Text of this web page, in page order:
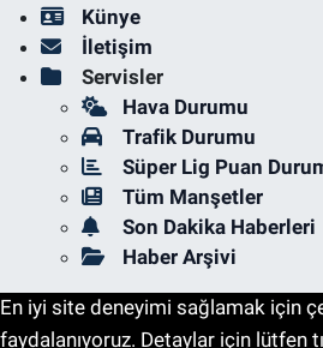
Künye
İletişim
Servisler
Hava Durumu
Trafik Durumu
Süper Lig Puan
Tüm Manşetler
Son Dakika Haberleri
Haber Arşivi
En iyi site deneyimi sağlamak için
faydalanıyoruz. Detaylar için lütfen